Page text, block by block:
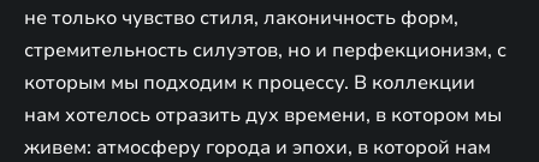
не только чувство стиля, лаконичность форм,
стремительность силуэтов, но и перфекционизм, с
которым мы подходим к процессу. В коллекции
нам хотелось отразить дух времени, в котором мы
живем: атмосферу города и эпохи, в которой нам